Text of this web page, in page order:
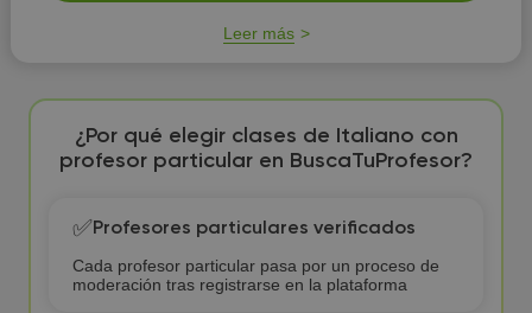
Leer más
¿Por qué elegir clases de Italiano con
profesor particular en BuscaTuProfesor?
✅Profesores particulares verificados
Cada profesor particular pasa por un proceso de
moderación tras registrarse en la plataforma